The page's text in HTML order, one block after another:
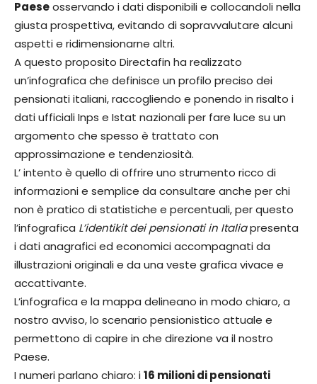
Paeseosservando i dati disponibili e collocandoli nella
giusta prospettiva, evitando di sopravvalutare alcuni
aspetti e ridimensionarne altri.
A questo proposito Directafin ha realizzato
un’infografica che definisce un profilo preciso dei
pensionati italiani, raccogliendo e ponendo in risalto i
dati ufficiali Inps e Istat nazionali per fare luce su un
argomento che spesso è trattato con
approssimazione e tendenziosità.
L’ intento è quello di offrire uno strumento ricco di
informazioni e semplice da consultare anche per chi
non è pratico di statistiche e percentuali, per questo
l’infografica L’identikit dei pensionati in Italiapresenta
i dati anagrafici ed economici accompagnati da
illustrazioni originali e da una veste grafica vivace e
accattivante.
L’infografica e la mappa delineano in modo chiaro, a
nostro avviso, lo scenario pensionistico attuale e
permettono di capire in che direzione va il nostro
Paese.
I numeri parlano chiaro: i16 milioni di pensionati